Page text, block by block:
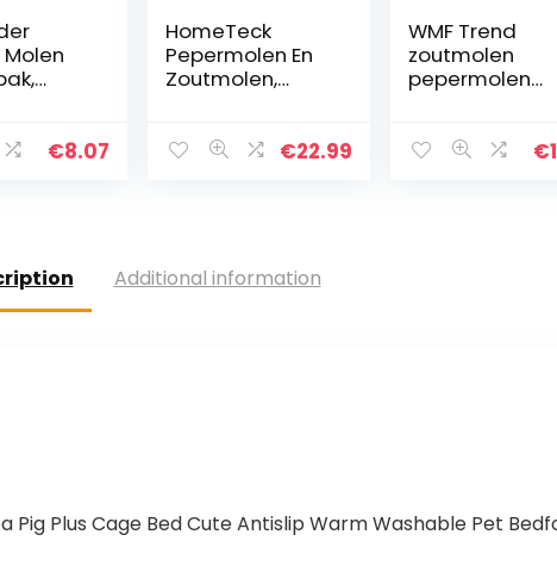
€8.07
HomeTeck
Pepermolen En
Zoutmolen,
Gemaakt Van
€22.99
WMF Trend
zoutmolen
pepermolen
keramische
€
Additional information
Plus Cage Bed Cute Antislip Warm Washable Pet